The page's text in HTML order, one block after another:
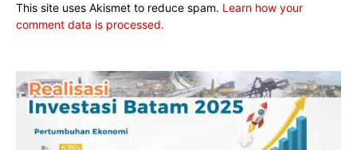
This site uses Akismet to reduce spam. Learn how your
comment data is processed.